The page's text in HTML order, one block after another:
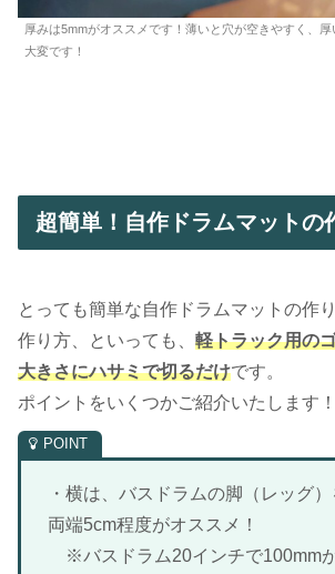
厚みは5mmがオススメです！薄いと穴が空きやすく、
大変です！
超簡単！自作ドラムマットの
とっても簡単な自作ドラムマットの作
作り方、といっても、 軽トラック用の
大きさにハサミで切るだけです。
ポイントをいくつかご紹介いたします！
・横は、バスドラムの脚（レッグ
両端5cm程度がオススメ！
※バスドラム20インチで100mm